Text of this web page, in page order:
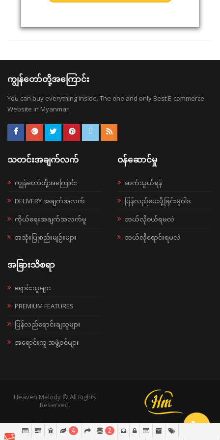
ကျွန်တော်တို့အကြောင်း
You can buy everything inside. The one and only Best E-commerce
Website in Myanmar
သတင်းအချက်လက်
ကျွန်တော်တို့အကြောင်း
DELIVERY အချက်အလက်
ကိုယ်ရေးအချက်အလက်မူ
အသုံးပြုစည်းမျဉ်းများ
ဝန်ဆောင်မှု
ဆက်သွယ်ရန်
ပြန်လည်ပေးပို့ခြင်းမူဝါဒ
ဘယ်လို၀ယ်ရမလဲ
ဘယ်လိုရောင်းရမလဲ
အခြားသိစရာ
ရောင်းသူများ
PREMIUM FEATURES
ပြန်လည်ရောင်းချသူများ
အရောင်းကူ အဖွဲ့ဝင်များ
Heaven Melody © All Rights
Reserved.
4 2